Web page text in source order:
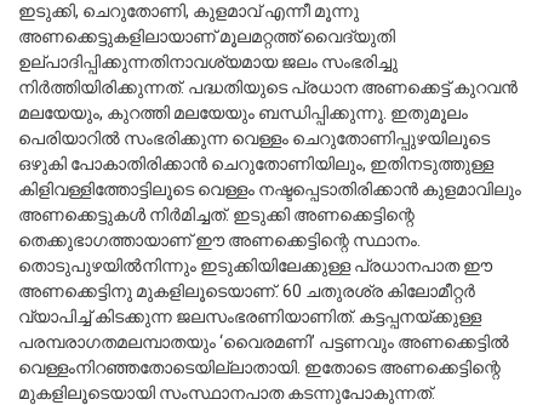
ഇടുക്കി, ചെറുതോണി, കുളമാവ് എന്നീ മൂന്നു
അണക്കെട്ടുകളിലായാണ് മൂലമറ്റത്ത് വൈദ്യുതി
ഉല്പാദിപ്പിക്കുന്നതിനാവശ്യമായ ജലം സംഭരിച്ചു
നിർത്തിയിരിക്കുന്നത്. പദ്ധതിയുടെ പ്രധാന അണക്കെട്ട് കുറവൻ
മലയേയും, കുറത്തി മലയേയും ബന്ധിപ്പിക്കുന്നു. ഇതുമൂലം
പെരിയാറിൽ സംഭരിക്കുന്ന വെള്ളം ചെറുതോണിപ്പുഴയിലൂടെ
ഒഴുകി പോകാതിരിക്കാൻ ചെറുതോണിയിലും, ഇതിനടുത്തുള്ള
കിളിവള്ളിത്തോട്ടിലൂടെ വെള്ളം നഷ്ടപ്പെടാതിരിക്കാൻ കുളമാവിലും
അണക്കെട്ടുകൾ നിർമിച്ചത്. ഇടുക്കി അണക്കെട്ടിന്റെ
തെക്കുഭാഗത്തായാണ് ഈ അണക്കെട്ടിന്റെ സ്ഥാനം.
തൊടുപുഴയിൽനിന്നും ഇടുക്കിയിലേക്കുള്ള പ്രധാനപാത ഈ
അണക്കെട്ടിനു മുകളിലൂടെയാണ്. 60 ചതുരശ്ര കിലോമീറ്റർ
വ്യാപിച്ച് കിടക്കുന്ന ജലസംഭരണിയാണിത്. കട്ടപ്പനയ്ക്കുള്ള
പരമ്പരാഗതമലമ്പാതയും ‘വെെരമണി’ പട്ടണവും അണക്കെട്ടിൽ
വെള്ളംനിറഞ്ഞതോടെയില്ലാതായി. ഇതോടെ അണക്കെട്ടിന്റെ
മുകളിലൂടെയായി സംസ്ഥാനപാത കടന്നുപോകുന്നത്.